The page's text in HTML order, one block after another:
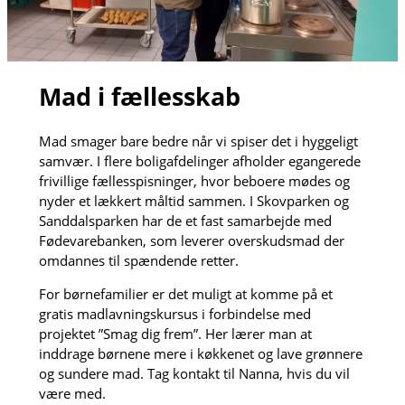
Mad i fællesskab
Mad smager bare bedre når vi spiser det i hyggeligt
samvær. I flere boligafdelinger afholder egangerede
frivillige fællesspisninger, hvor beboere mødes og
nyder et lækkert måltid sammen. I Skovparken og
Sanddalsparken har de et fast samarbejde med
Fødevarebanken, som leverer overskudsmad der
omdannes til spændende retter.
For børnefamilier er det muligt at komme på et
gratis madlavningskursus i forbindelse med
projektet ”Smag dig frem”. Her lærer man at
inddrage børnene mere i køkkenet og lave grønnere
og sundere mad. Tag kontakt til Nanna, hvis du vil
være med.